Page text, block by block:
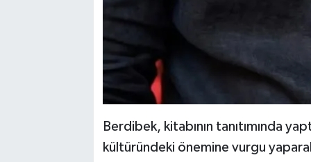
Berdibek, kitabının tanıtımında
kültüründeki önemine vurgu